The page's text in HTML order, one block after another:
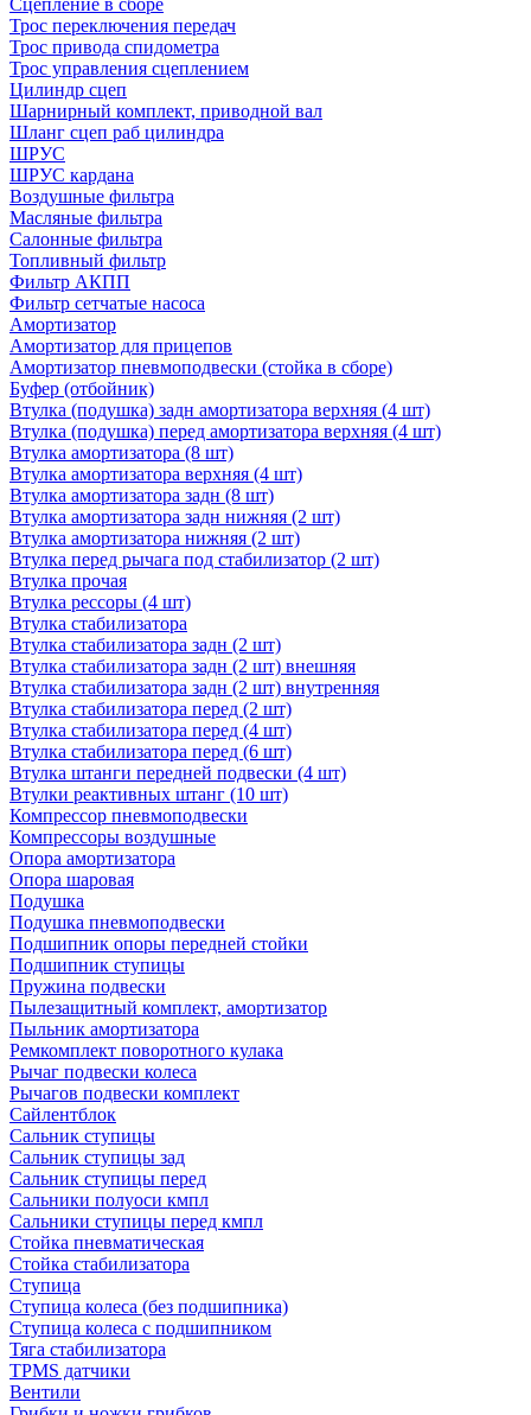
Трос переключения передач
Трос привода спидометра
Трос управления сцеплением
Цилиндр сцеп
Шарнирный комплект, приводной вал
Шланг сцеп раб цилиндра
ШРУС
ШРУС кардана
Воздушные фильтра
Масляные фильтра
Салонные фильтра
Топливный фильтр
Фильтр АКПП
Фильтр сетчатые насоса
Амортизатор
Амортизатор для прицепов
Амортизатор пневмоподвески (стойка в сборе)
Буфер (отбойник)
Втулка (подушка) задн амортизатора верхняя (4 шт)
Втулка (подушка) перед амортизатора верхняя (4 шт)
Втулка амортизатора (8 шт)
Втулка амортизатора верхняя (4 шт)
Втулка амортизатора задн (8 шт)
Втулка амортизатора задн нижняя (2 шт)
Втулка амортизатора нижняя (2 шт)
Втулка перед рычага под стабилизатор (2 шт)
Втулка прочая
Втулка рессоры (4 шт)
Втулка стабилизатора
Втулка стабилизатора задн (2 шт)
Втулка стабилизатора задн (2 шт) внешняя
Втулка стабилизатора задн (2 шт) внутренняя
Втулка стабилизатора перед (2 шт)
Втулка стабилизатора перед (4 шт)
Втулка стабилизатора перед (6 шт)
Втулка штанги передней подвески (4 шт)
Втулки реактивных штанг (10 шт)
Компрессор пневмоподвески
Компрессоры воздушные
Опора амортизатора
Опора шаровая
Подушка
Подушка пневмоподвески
Подшипник опоры передней стойки
Подшипник ступицы
Пружина подвески
Пылезащитный комплект, амортизатор
Пыльник амортизатора
Ремкомплект поворотного кулака
Рычаг подвески колеса
Рычагов подвески комплект
Сайлентблок
Сальник ступицы
Сальник ступицы зад
Сальник ступицы перед
Сальники полуоси кмпл
Сальники ступицы перед кмпл
Стойка пневматическая
Стойка стабилизатора
Ступица
Ступица колеса (без подшипника)
Ступица колеса с подшипником
Тяга стабилизатора
TPMS датчики
Вентили